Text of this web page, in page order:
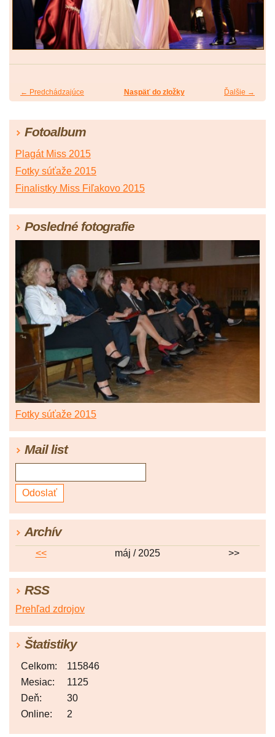
← Predchádzajúce Ďalšie →
Naspäť do zložky
Fotoalbum
Plagát Miss 2015
Fotky súťaže 2015
Finalistky Miss Fiľakovo 2015
Posledné fotografie
Fotky súťaže 2015
Mail list
Archív
<< máj / 2025 >>
RSS
Prehľad zdrojov
Štatistiky
Online: 2
Celkom:
115846
Mesiac:
1125
Deň:
30